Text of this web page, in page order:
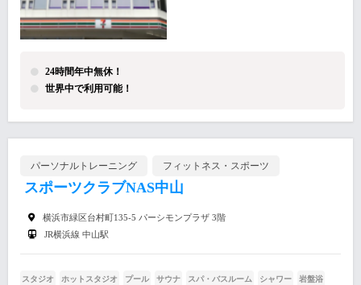
24時間年中無休！
世界中で利用可能！
パーソナルトレーニング フィットネス・スポーツ
スポーツクラブNAS中山
横浜市緑区台村町135-5 パーシモンプラザ 3階
JR横浜線 中山駅
スタジオ ホットスタジオ プール サウナ スパ・バスルーム シャワー 岩盤浴